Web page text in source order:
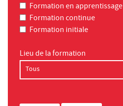
Formation en apprentissage
Formation continue
Formation initiale
Lieu de la formation